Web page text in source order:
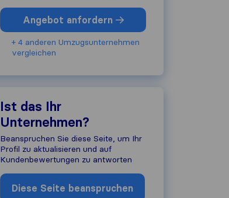
Angebot anfordern
+ 4 anderen Umzugs​unternehmen
vergleichen
Ist das Ihr
Unternehmen?
Beanspruchen Sie diese Seite, um Ihr
Profil zu aktualisieren und auf
Kundenbewertungen zu antworten
Diese Seite beanspruchen